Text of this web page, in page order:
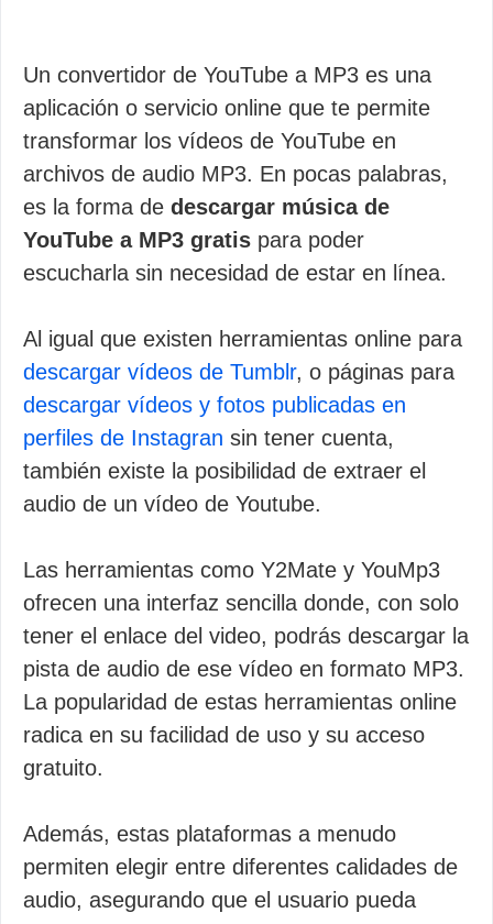
Un convertidor de YouTube a MP3 es una
aplicación o servicio online que te permite
transformar los vídeos de YouTube en
archivos de audio MP3. En pocas palabras,
es la forma de descargar música de
YouTube a MP3 gratis para poder
escucharla sin necesidad de estar en línea.
Al igual que existen herramientas online para
descargar vídeos de Tumblr, o páginas para
descargar vídeos y fotos publicadas en
perfiles de Instagran sin tener cuenta,
también existe la posibilidad de extraer el
audio de un vídeo de Youtube.
Las herramientas como Y2Mate y YouMp3
ofrecen una interfaz sencilla donde, con solo
tener el enlace del video, podrás descargar la
pista de audio de ese vídeo en formato MP3.
La popularidad de estas herramientas online
radica en su facilidad de uso y su acceso
gratuito.
Además, estas plataformas a menudo
permiten elegir entre diferentes calidades de
audio, asegurando que el usuario pueda